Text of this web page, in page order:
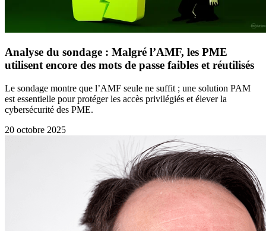
Analyse du sondage : Malgré l’AMF, les PME
utilisent encore des mots de passe faibles et réutilisés
Le sondage montre que l’AMF seule ne suffit ; une solution PAM
est essentielle pour protéger les accès privilégiés et élever la
cybersécurité des PME.
20 octobre 2025